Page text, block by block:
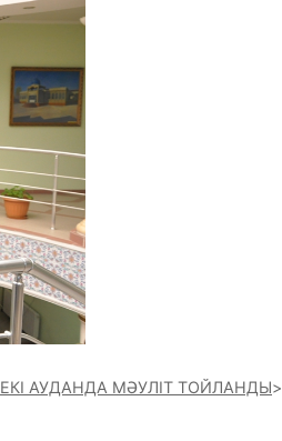
ЕКІ АУДАНДА МӘУЛІТ ТОЙЛАНДЫ